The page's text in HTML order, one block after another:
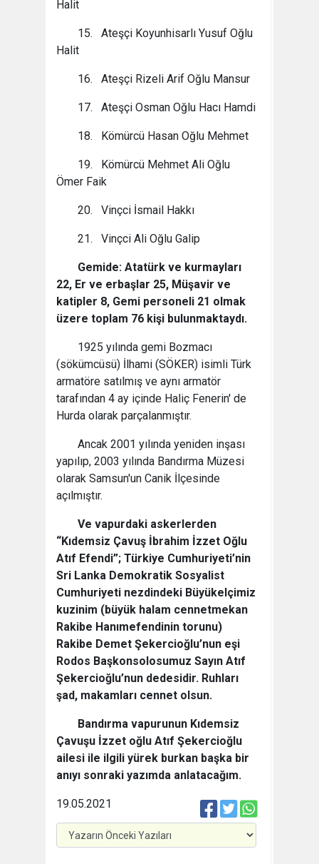
Halit
15. Ateşçi Koyunhisarlı Yusuf Oğlu
Halit
16. Ateşçi Rizeli Arif Oğlu Mansur
17. Ateşçi Osman Oğlu Hacı Hamdi
18. Kömürcü Hasan Oğlu Mehmet
19. Kömürcü Mehmet Ali Oğlu
Ömer Faik
20. Vinçci İsmail Hakkı
21. Vinçci Ali Oğlu Galip
Gemide: Atatürk ve kurmayları
22, Er ve erbaşlar 25, Müşavir ve
katipler 8, Gemi personeli 21 olmak
üzere toplam 76 kişi bulunmaktaydı.
1925 yılında gemi Bozmacı
(sökümcüsü) İlhami (SÖKER) isimli Türk
armatöre satılmış ve aynı armatör
tarafından 4 ay içinde Haliç Fenerin' de
Hurda olarak parçalanmıştır.
Ancak 2001 yılında yeniden inşası
yapılıp, 2003 yılında Bandırma Müzesi
olarak Samsun'un Canik İlçesinde
açılmıştır.
Ve vapurdaki askerlerden
“Kıdemsiz Çavuş İbrahim İzzet Oğlu
Atıf Efendi”; Türkiye Cumhuriyeti’nin
Sri Lanka Demokratik Sosyalist
Cumhuriyeti nezdindeki Büyükelçimiz
kuzinim (büyük halam cennetmekan
Rakibe Hanımefendinin torunu)
Rakibe Demet Şekercioğlu’nun eşi
Rodos Başkonsolosumuz Sayın Atıf
Şekercioğlu’nun dedesidir. Ruhları
şad, makamları cennet olsun.
Bandırma vapurunun Kıdemsiz
Çavuşu İzzet oğlu Atıf Şekercioğlu
ailesi ile ilgili yürek burkan başka bir
anıyı sonraki yazımda anlatacağım.
19.05.2021